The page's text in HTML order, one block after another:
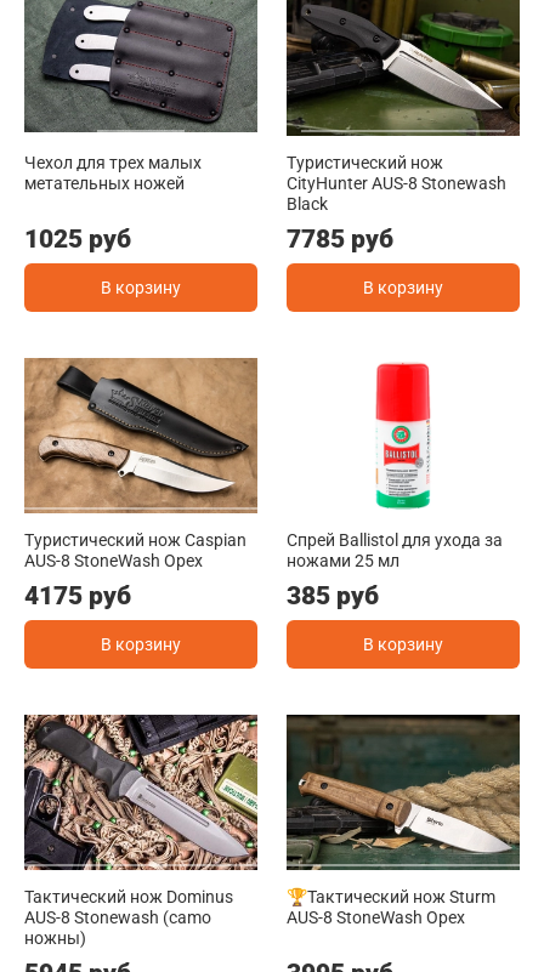
Чехол для трех малых
метательных ножей
1025 руб
В корзину
Туристичеcкий нож
CityHunter AUS-8 Stonewash
Black
7785 руб
В корзину
Туристический нож Caspian
AUS-8 StoneWash Орех
4175 руб
В корзину
Спрей Ballistol для ухода за
ножами 25 мл
385 руб
В корзину
Тактический нож Dominus
AUS-8 Stonewash (camo
ножны)
🏆Тактический нож Sturm
AUS-8 StoneWash Орех